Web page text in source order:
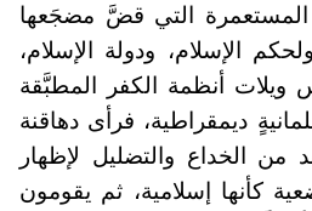
المستعمرة التي قضَّ مضجَعها
الإسلام، ودولة الإسلام،
ويلات أنظمة الكفر المطبَّقة
ديمقراطية، فرأى دهاقنة
من الخداع والتضليل لإظهار
كأنها إسلامية، ثم يقومون